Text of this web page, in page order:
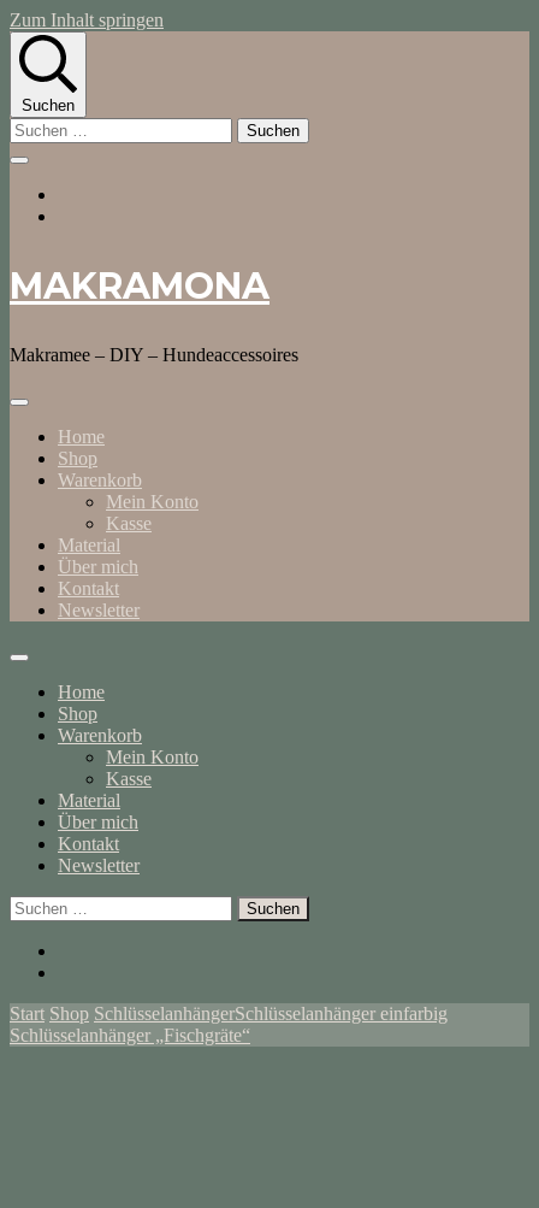
Zum Inhalt springen
Suchen
Suchen
nach:
MAKRAMONA
Makramee – DIY – Hundeaccessoires
Home
Shop
Warenkorb
Mein Konto
Kasse
Material
Über mich
Kontakt
Newsletter
Home
Shop
Warenkorb
Mein Konto
Kasse
Material
Über mich
Kontakt
Newsletter
Suchen
nach:
Start Shop SchlüsselanhängerSchlüsselanhänger einfarbig
Schlüsselanhänger „Fischgräte“